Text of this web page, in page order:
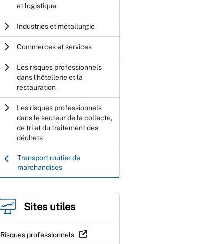
et logistique
Industries et métallurgie
Commerces et services
Les risques professionnels
dans l’hôtellerie et la
restauration
Les risques professionnels
dans le secteur de la collecte,
de tri et du traitement des
déchets
Transport routier de
marchandises
Sites utiles
Risques professionnels